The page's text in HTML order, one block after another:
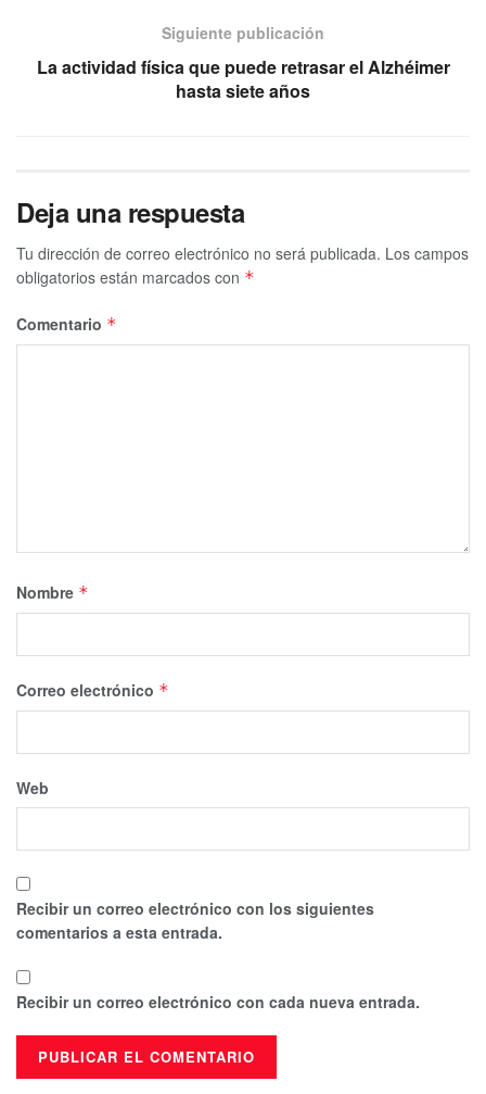
Siguiente publicación
La actividad física que puede retrasar el Alzhéimer
hasta siete años
Deja una respuesta
Tu dirección de correo electrónico no será publicada. Los campos
obligatorios están marcados con *
Comentario *
Nombre *
Correo electrónico *
Web
Recibir un correo electrónico con los siguientes
comentarios a esta entrada.
Recibir un correo electrónico con cada nueva entrada.